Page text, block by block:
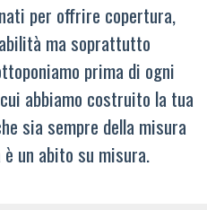
per offrire copertura,
ma soprattutto
prima di ogni
abbiamo costruito la tua
sia sempre della misura
un abito su misura.